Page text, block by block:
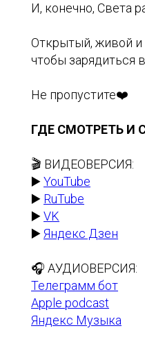
И, конечно, Света
Открытый, живой и
чтобы зарядиться
Не пропустите❤️
ГДЕ СМОТРЕТЬ И
🎬 ВИДЕОВЕРСИЯ:
▶️YouTube
▶️ RuTube
▶️VK
▶️ Яндекс Дзен
🎧 АУДИОВЕРСИЯ:
Телеграмм бот
Apple podcast
Яндекс Музыка